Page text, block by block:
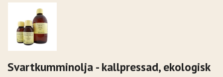
Svartkumminolja - kallpressad, ekologisk